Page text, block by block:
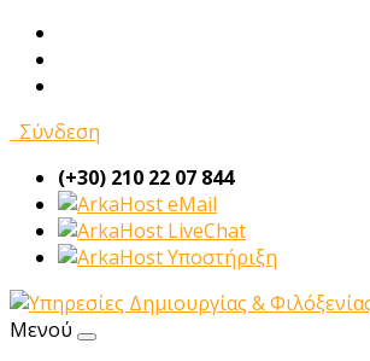
Σύνδεση
(+30) 210 22 07 844
eMail
LiveChat
Υποστήριξη
Μενού